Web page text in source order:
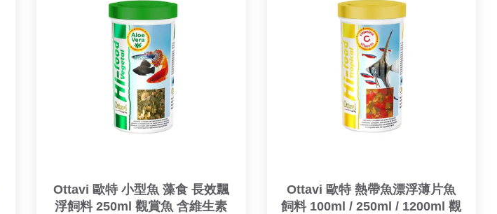
Ottavi 歐特 小型魚 藻食 長效飄
浮飼料 250ml 觀賞魚 含維生素
Ottavi 歐特 熱帶魚漂浮薄片魚
飼料 100ml / 250ml / 1200ml 觀